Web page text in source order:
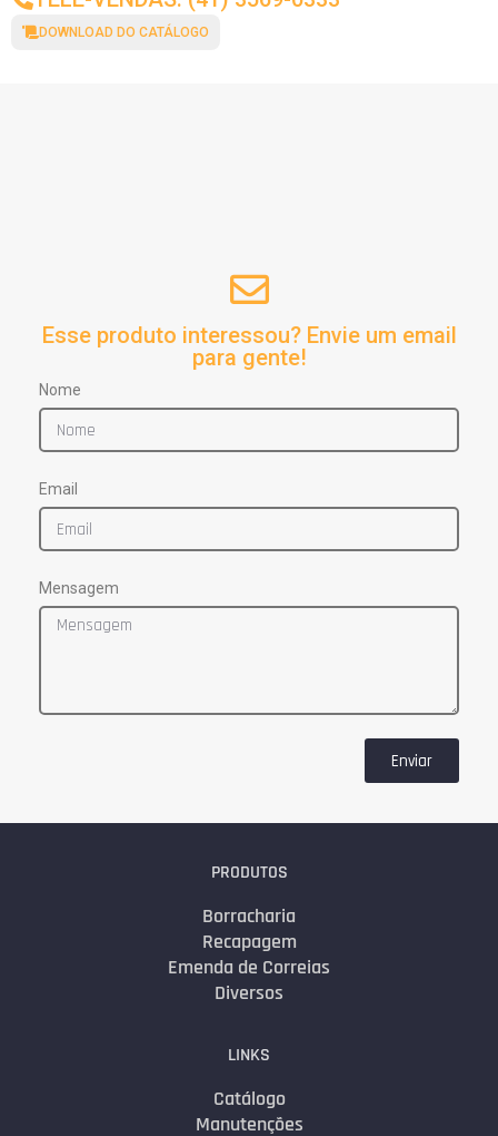
DOWNLOAD DO CATÁLOGO
Esse produto interessou? Envie um email
para gente!
Nome
Email
Mensagem
Enviar
PRODUTOS
Borracharia
Recapagem
Emenda de Correias
Diversos
LINKS
Catálogo
Manutenções